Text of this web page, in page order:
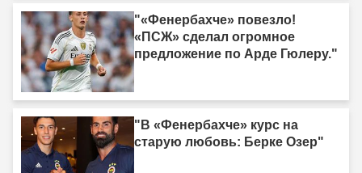
"«Фенербахче» повезло!
«ПСЖ» сделал огромное
предложение по Арде Гюлеру."
"В «Фенербахче» курс на
старую любовь: Берке Озер"